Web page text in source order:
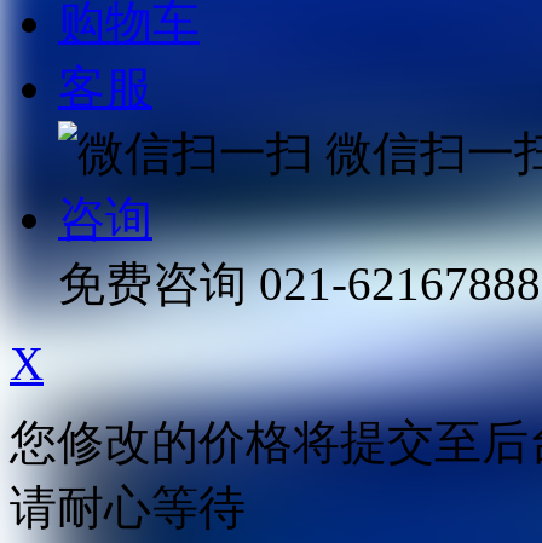
购物车
客服
微信扫一
咨询
免费咨询 021-62167888
X
您修改的价格将提交至
请耐心等待